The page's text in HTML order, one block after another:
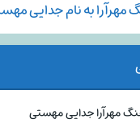
مهرآرا به نام جدایی
مهرآرا جدایی مهستی